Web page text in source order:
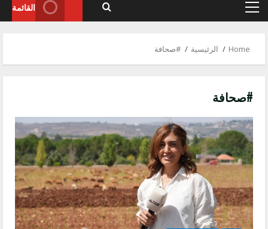
Primary
القائمة
Home الرئيسية #صحافة
#صحافة